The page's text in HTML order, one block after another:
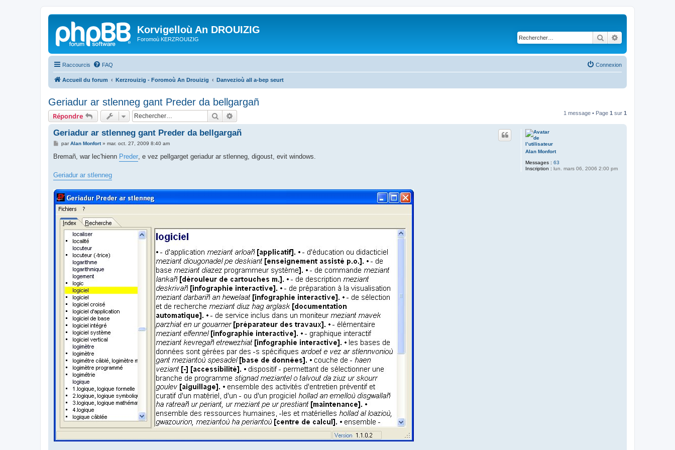
Korvigelloù An DROUIZIG
Foromoù KERZROUIZIG Rechercher
Raccourcis FAQ Connexion
Accueil du forum Kerzrouizig - Foromoù An Drouizig Danvezioù all a-bep seurt
Geriadur ar stlenneg gant Preder da bellgargañ
Répondre Rechercher 1 message • Page 1 sur 1
Alan Monfort
Messages : 63
Inscription : lun. mars 06, 2006 2:00 pm
Geriadur ar stlenneg gant Preder da bellgargañ
M
s
g
e
parAlan Monfort» mar. oct. 27, 2009 8:40 am
Bremañ, war lec'hienn Preder , e vez pellgarget geriadur ar stlenneg, digoust, evit windows.
Geriadur ar stlenneg